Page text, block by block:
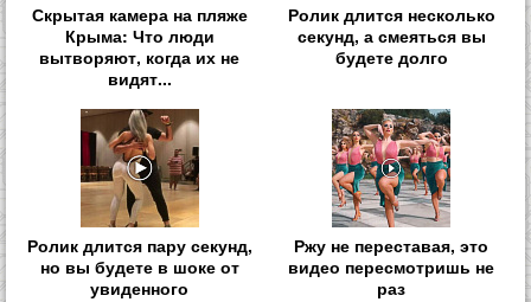
Скрытая камера на пляже
Крыма: Что люди
вытворяют, когда их не
видят...
Ролик длится несколько
секунд, а смеяться вы
будете долго
Ролик длится пару секунд,
но вы будете в шоке от
увиденного
Ржу не переставая, это
видео пересмотришь не
раз